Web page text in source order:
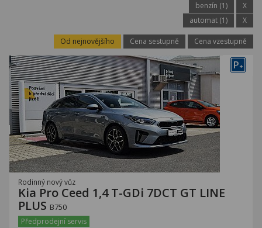
benzín (1)
X
automat (1)
X
Od nejnovějšího Cena sestupně Cena vzestupně
P+
Rodinný nový vůz
Kia Pro Ceed 1,4 T-GDi 7DCT GT LINE
PLUS B750
Předprodejní servis